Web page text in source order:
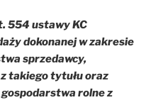
554 ustawy KC
dokonanej w zakresie
sprzedawcy,
takiego tytułu oraz
rolne z